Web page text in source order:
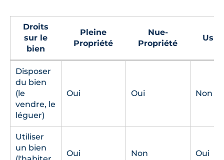
Droits
sur le
bien
Pleine
Propriété
Nue-
Propriété
Disposer
du bien
(le
vendre, le
léguer)
Oui Oui Non
Utiliser
un bien
Oui Non Oui